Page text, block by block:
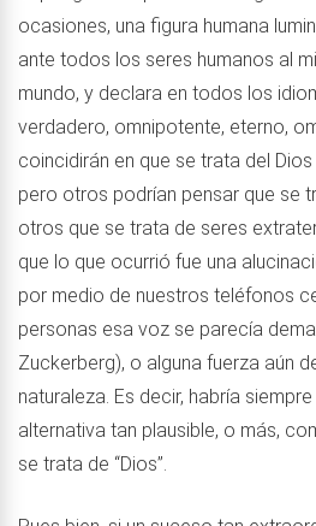
ocasiones, una figura humana
ante todos los seres humanos al
mundo, y declara en todos los
verdadero, omnipotente, eterno,
coincidirán en que se trata del
pero otros podrían pensar que se
otros que se trata de seres
que lo que ocurrió fue una
por medio de nuestros teléfonos
personas esa voz se parecía
Zuckerberg), o alguna fuerza aún
naturaleza. Es decir, habría
alternativa tan plausible, o más,
se trata de “Dios”.